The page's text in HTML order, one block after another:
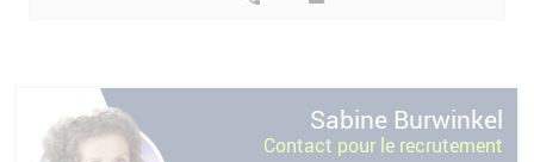
Sabine Burwinkel
Contact pour le recrutement